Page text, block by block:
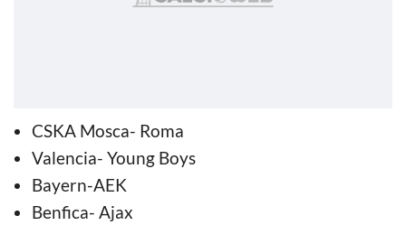
CSKA Mosca- Roma
Valencia- Young Boys
Bayern-AEK
Benfica- Ajax